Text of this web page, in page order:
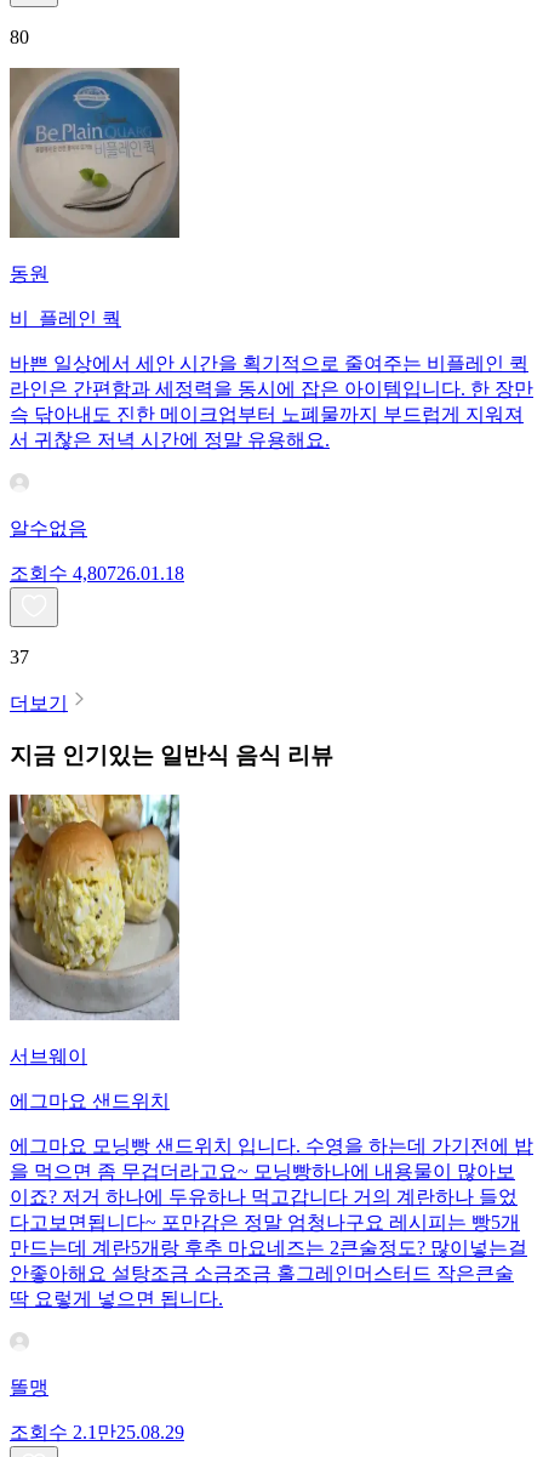
80
동원
비_플레인 쿽
바쁜 일상에서 세안 시간을 획기적으로 줄여주는 비플레인 퀵
라인은 간편함과 세정력을 동시에 잡은 아이템입니다. 한 장만
슥 닦아내도 진한 메이크업부터 노폐물까지 부드럽게 지워져
서 귀찮은 저녁 시간에 정말 유용해요.
알수없음
조회수 4,80726.01.18
37
더보기
지금 인기있는 일반식 음식 리뷰
서브웨이
에그마요 샌드위치
에그마요 모닝빵 샌드위치 입니다. 수영을 하는데 가기전에 밥
을 먹으면 좀 무겁더라고요~ 모닝빵하나에 내용물이 많아보
이죠? 저거 하나에 두유하나 먹고갑니다 거의 계란하나 들었
다고보면됩니다~ 포만감은 정말 엄청나구요 레시피는 빵5개
만드는데 계란5개랑 후추 마요네즈는 2큰술정도? 많이넣는걸
안좋아해요 설탕조금 소금조금 홀그레인머스터드 작은큰술
딱 요렇게 넣으면 됩니다.
똘맹
조회수 2.1만25.08.29